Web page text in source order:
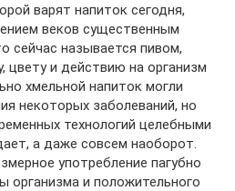
варят напиток сегодня,
веков существенным
сейчас называется пивом,
цвету и действию на организм
хмельной напиток могли
некоторых заболеваний, но
технологий целебными
а даже совсем наоборот.
употребление пагубно
организма и положительного